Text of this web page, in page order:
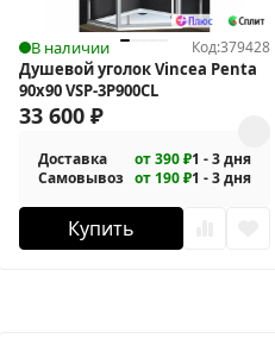
В наличии Код:379428
Душевой уголок Vincea Penta
90x90 VSP-3P900CL
33 600 ₽
Доставка от 390 ₽1 - 3 дня
Самовывоз от 190 ₽1 - 3 дня
Купить